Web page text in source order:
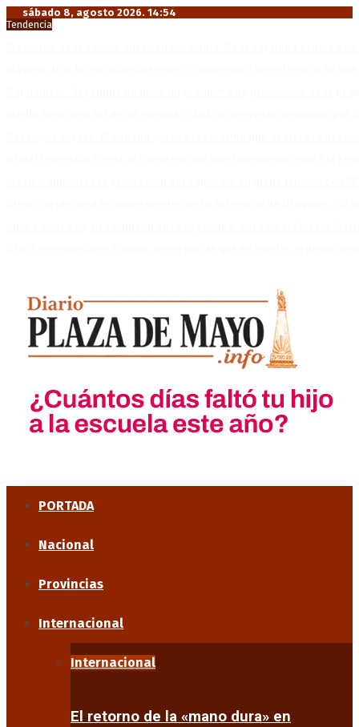
sábado 8, agosto 2026. 14:54
Tendencia
PORTADA
Nacional
Provincias
Internacional
Internacional
El retorno de la «mano dura» en